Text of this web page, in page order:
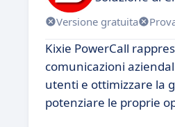
Versione gratuita
Kixie PowerCall
comunicazioni
utenti e ottimizzare la
potenziare le proprie